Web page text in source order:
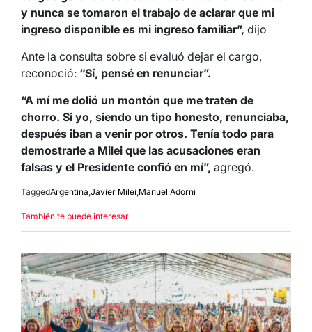
y nunca se tomaron el trabajo de aclarar que mi
ingreso disponible es mi ingreso familiar”, dijo
Ante la consulta sobre si evaluó dejar el cargo,
reconoció: “Sí, pensé en renunciar”.
“A mí me dolió un montón que me traten de
chorro. Si yo, siendo un tipo honesto, renunciaba,
después iban a venir por otros. Tenía todo para
demostrarle a Milei que las acusaciones eran
falsas y el Presidente confió en mí”, agregó.
TaggedArgentina Javier Milei Manuel Adorni
También te puede interesar